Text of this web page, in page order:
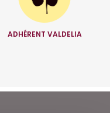
ADHÉRENT VALDELIA